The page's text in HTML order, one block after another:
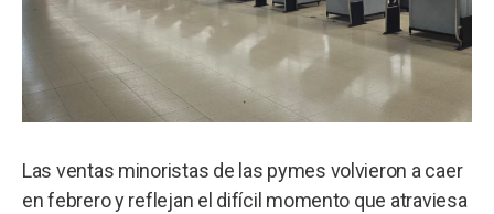
Las ventas minoristas de las pymes volvieron a caer
en febrero y reflejan el difícil momento que atraviesa